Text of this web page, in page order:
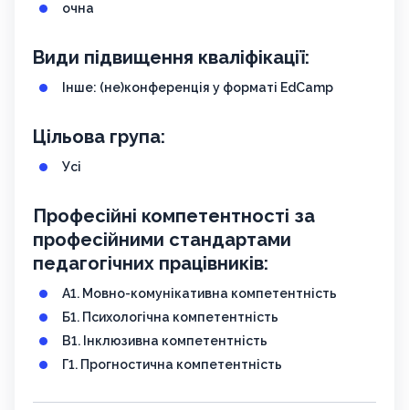
очна
Види підвищення кваліфікації:
Інше: (не)конференція у форматі EdCamp
Цільова група:
Усі
Професійні компетентності за
професійними стандартами
педагогічних працівників:
A1. Мовно-комунікативна компетентність
Б1. Психологічна компетентність
В1. Інклюзивна компетентність
Г1. Прогностична компетентність